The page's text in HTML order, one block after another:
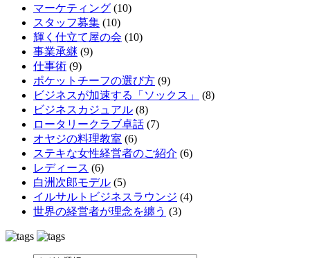
マーケティング (10)
スタッフ募集 (10)
輝く仕立て屋の会 (10)
事業承継 (9)
仕事術 (9)
ポケットチーフの選び方 (9)
ビジネスが加速する「ソックス」
(8)
ビジネスカジュアル (8)
ロータリークラブ卓話 (7)
オヤジの料理教室 (6)
ステキな女性経営者のご紹介 (6)
レディース (6)
白洲次郎モデル (5)
イルサルトビジネスラウンジ (4)
世界の経営者が理念を纏う (3)